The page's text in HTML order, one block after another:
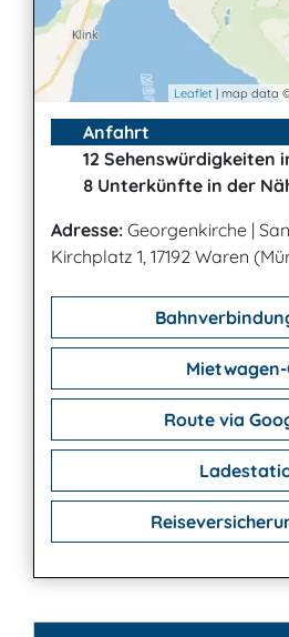
Leaflet | map data
Anfahrt
12 Sehenswürdigkeiten
8 Unterkünfte in der
Adresse: Georgenkirche |
Kirchplatz 1, 17192 Waren
Mietwagen-
Route via